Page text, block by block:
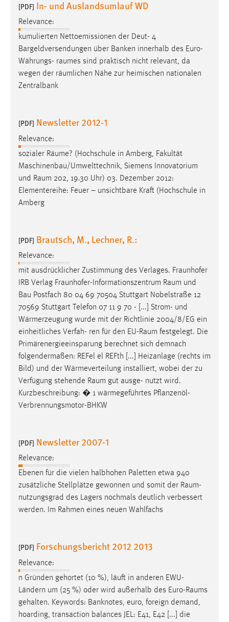
[PDF] In- und Auslandsumlauf WD
Relevance:
kumulierten Nettoemissionen der Deut- 4
Bargeldversendungen über Banken innerhalb des Euro-
Währungs- raumes sind praktisch nicht relevant, da
wegen der räumlichen Nähe zur heimischen nationalen
Zentralbank
[PDF] Newsletter 2012-1
Relevance:
sozialer Räume? (Hochschule in Amberg, Fakultät
Maschinenbau/Umwelttechnik, Siemens Innovatorium
und Raum 202, 19.30 Uhr) 03. Dezember 2012:
Elementereihe: Feuer – unsichtbare Kraft (Hochschule in
Amberg
[PDF] Brautsch, M., Lechner, R.:
Relevance:
mit ausdrücklicher Zustimmung des Verlages. Fraunhofer
IRB Verlag Fraunhofer-Informationszentrum Raum und
Bau Postfach 80 04 69 70504 Stuttgart Nobelstraße 12
70569 Stuttgart Telefon 07 11 9 70 - [...] Strom- und
Wärmerzeugung wurde mit der Richtlinie 2004/8/EG ein
einheitliches Verfah- ren für den EU-Raum festgelegt. Die
Primärenergieeinsparung berechnet sich demnach
folgendermaßen: REFel el REFth [...] Heizanlage (rechts im
Bild) und der Wärmeverteilung installiert, wobei der zu
Verfügung stehende Raum gut ausge- nutzt wird.
Kurzbeschreibung: � 1 wärmegeführtes Pflanzenöl-
Verbrennungsmotor-BHKW
[PDF] Newsletter 2007-1
Relevance:
Ebenen für die vielen halbhohen Paletten etwa 940
zusätzliche Stellplätze gewonnen und somit der Raum-
nutzungsgrad des Lagers nochmals deutlich verbessert
werden. Im Rahmen eines neuen Wahlfachs
[PDF] Forschungsbericht 2012 2013
Relevance:
n Gründen gehortet (10 %), läuft in anderen EWU-
Ländern um (25 %) oder wird außerhalb des Euro-Raums
gehalten. Keywords: Banknotes, euro, foreign demand,
hoarding, transaction balances JEL: E41, E42 [...] die